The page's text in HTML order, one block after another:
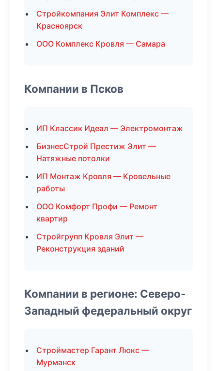
Стройкомпания Элит Комплекс —
Красноярск
ООО Комплекс Кровля — Самара
Компании в Псков
ИП Классик Идеал — Электромонтаж
БизнесСтрой Престиж Элит —
Натяжные потолки
ИП Монтаж Кровля — Кровельные
работы
ООО Комфорт Профи — Ремонт
квартир
Стройгрупп Кровля Элит —
Реконструкция зданий
Компании в регионе: Северо-
Западный федеральный округ
Строймастер Гарант Люкс —
Мурманск